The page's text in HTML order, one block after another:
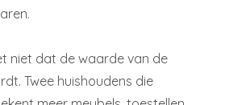
niet dat de waarde van de
Twee huishoudens die